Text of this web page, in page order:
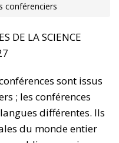
conférenciers
DE LA SCIENCE
sont issus
; les conférences
différentes. Ils
du monde entier